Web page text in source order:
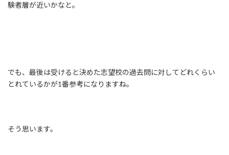
験者層が近いかなと。
でも、最後は受けると決めた志望校の過去問に対してどれくらい
とれているかが1番参考になりますね。
そう思います。